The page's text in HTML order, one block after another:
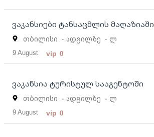
ვაკანსიები ტანსაცმლის მაღაზიაში
თბილისი - ადგილზე - ლ
9 August vip 0
ვაკანსია ტურისტულ სააგენტოში
თბილისი - ადგილზე - ლ
9 August vip 0